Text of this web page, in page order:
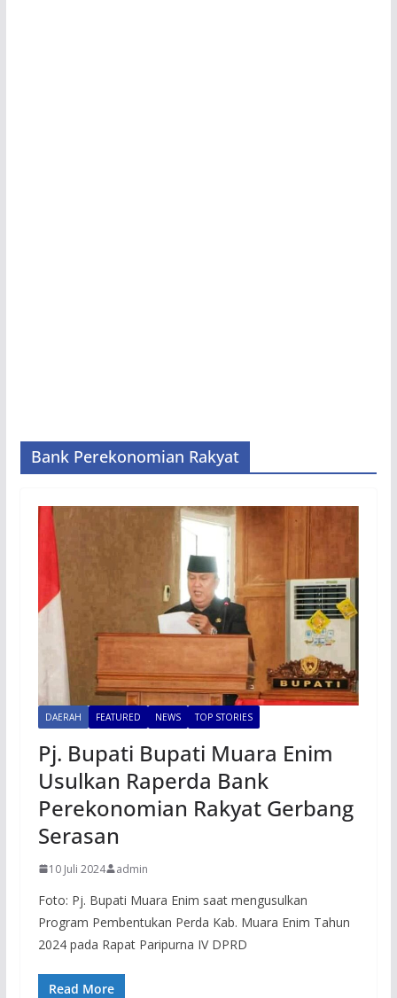
Bank Perekonomian Rakyat
DAERAH FEATURED NEWS TOP STORIES
Pj. Bupati Bupati Muara Enim
Usulkan Raperda Bank
Perekonomian Rakyat Gerbang
Serasan
10 Juli 2024 admin
Foto: Pj. Bupati Muara Enim saat mengusulkan
Program Pembentukan Perda Kab. Muara Enim Tahun
2024 pada Rapat Paripurna IV DPRD
Read More